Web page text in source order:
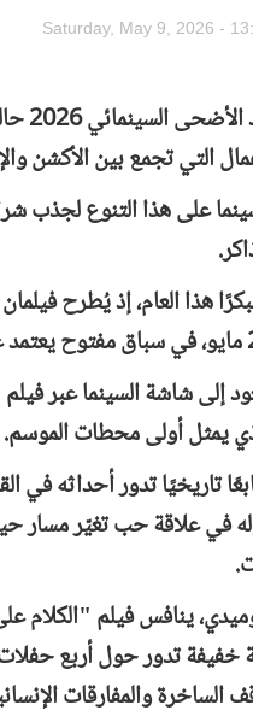
Saturday, May 9, 2026 -
التي تجمع بين الأكشن
على هذا التنوع لجذب
إلى شاشة السينما عبر
يمثل أولى محطات الموسم.
تاريخيًا تدور أحداثه في
في علاقة حب تغيّر مسار
ينافس فيلم "الكلام
خفيفة تدور حول أربع
الساخرة والمفارقات